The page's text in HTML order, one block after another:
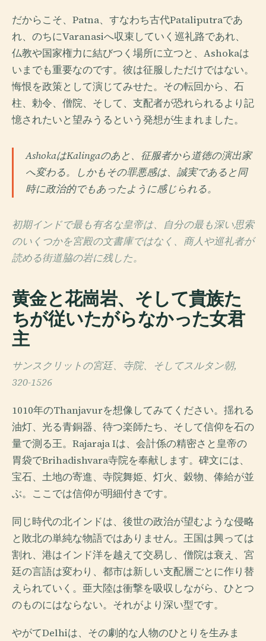
だからこそ、Patna、すなわち古代Pataliputraであ
れ、のちにVaranasiへ収束していく巡礼路であれ、
仏教や国家権力に結びつく場所に立つと、Ashokaは
いまでも重要なのです。彼は征服しただけではない。
悔恨を政策として演じてみせた。その転回から、石
柱、勅令、僧院、そして、支配者が恐れられるより記
憶されたいと望みうるという発想が生まれました。
AshokaはKalingaのあと、征服者から道徳の演出家
へ変わる。しかもその罪悪感は、誠実であると同
時に政治的でもあったように感じられる。
初期インドで最も有名な皇帝は、自分の最も深い思索
のいくつかを宮殿の文書庫ではなく、商人や巡礼者が
読める街道脇の岩に残した。
黄金と花崗岩、そして貴族た
ちが従いたがらなかった女君
主
サンスクリットの宮廷、寺院、そしてスルタン朝,
320-1526
1010年のThanjavurを想像してみてください。揺れる
油灯、光る青銅器、待つ楽師たち、そして信仰を石の
量で測る王。Rajaraja Iは、会計係の精密さと皇帝の
胃袋でBrihadishvara寺院を奉献します。碑文には、
宝石、土地の寄進、寺院舞姫、灯火、穀物、俸給が並
ぶ。ここでは信仰が明細付きです。
同じ時代の北インドは、後世の政治が望むような侵略
と敗北の単純な物語ではありません。王国は興っては
割れ、港はインド洋を越えて交易し、僧院は衰え、宮
廷の言語は変わり、都市は新しい支配層ごとに作り替
えられていく。亜大陸は衝撃を吸収しながら、ひとつ
のものにはならない。それがより深い型です。
やがてDelhiは、その劇的な人物のひとりを生みま